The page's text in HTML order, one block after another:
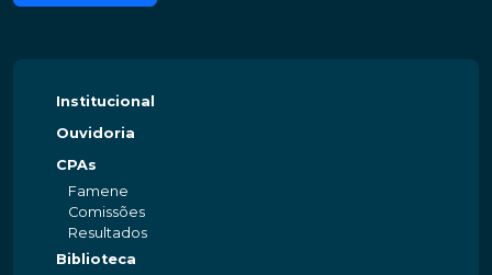
Institucional
Ouvidoria
CPAs
Famene
Comissões
Resultados
Biblioteca